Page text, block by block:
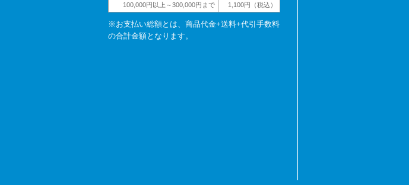
100,000円以上～300,000円まで
1,100円（税込）
※お支払い総額とは、商品代金+送料+代引手数料
の合計金額となります。